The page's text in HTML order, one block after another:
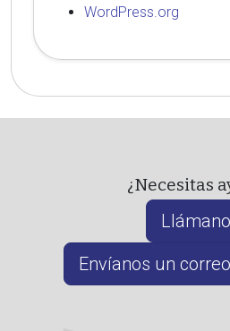
WordPress.org
¿Necesitas
Envíanos un